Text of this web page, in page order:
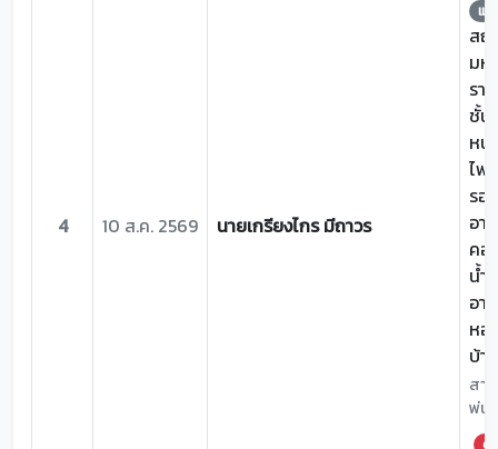
4 10 ส.ค. 2569 นายเกรียงไกร มีถาวร
แจ้
สถ
มห
รา
ชั้น
หน้
ไฟ
รอ
อา
คอ
น้ำ
อา
หอ
บ้า
สา
พ่น
ด่